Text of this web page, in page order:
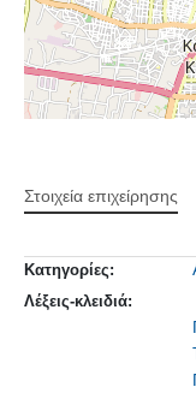
Στοιχεία επιχείρησης
Κατηγορίες:
Λέξεις-κλειδιά: